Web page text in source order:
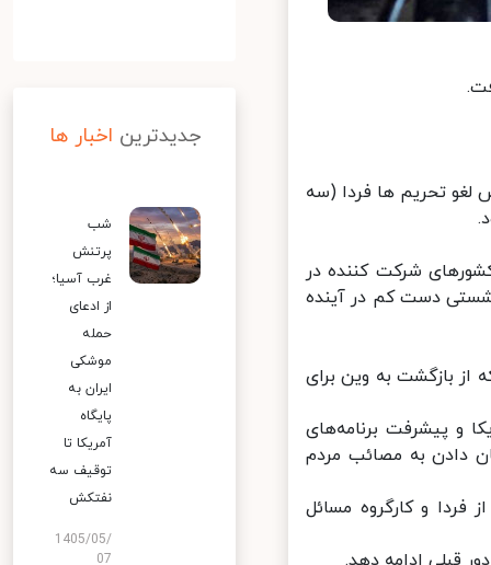
تحریم ها فردا (سه
شرکت کننده در
دست کم در آینده
بازگشت به وین برای
و پیشرفت برنامه‌های
دادن به مصائب مردم
و کارگروه مسائل
جدیدترین اخبار ها
شب
پرتنش
غرب آسیا؛
از ادعای
حمله
موشکی
ایران به
پایگاه
آمریکا تا
توقیف سه
نفتکش
1405/05/
07